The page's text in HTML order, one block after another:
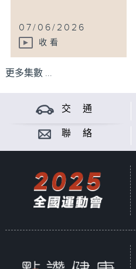
07/06/2026
收看
更多集數 ...
交 通
聯 絡